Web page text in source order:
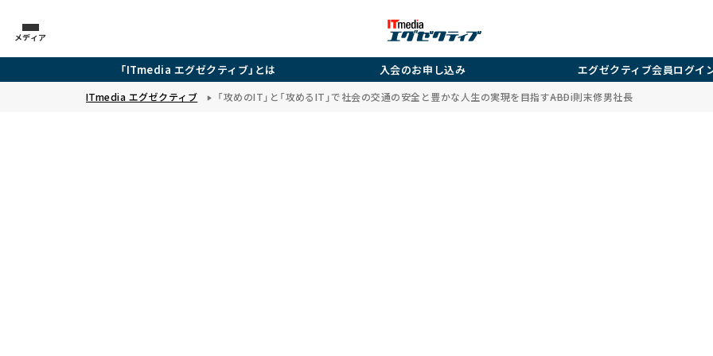
メディア
「ITmedia エグゼクティブ」とは 入会のお申し込み エグゼクティブ会員ログイ
ITmedia エグゼクティブ 「攻めのIT」と「攻めるIT」で社会の交通の安全と豊かな人生の実現を目指す――ABDi則末修男社長